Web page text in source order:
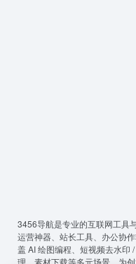
3456导航是专业的互联网工具
运营神器、站长工具、办公协
盖 AI 绘图编程、短视频去水印
理、素材下载等多元场景，为